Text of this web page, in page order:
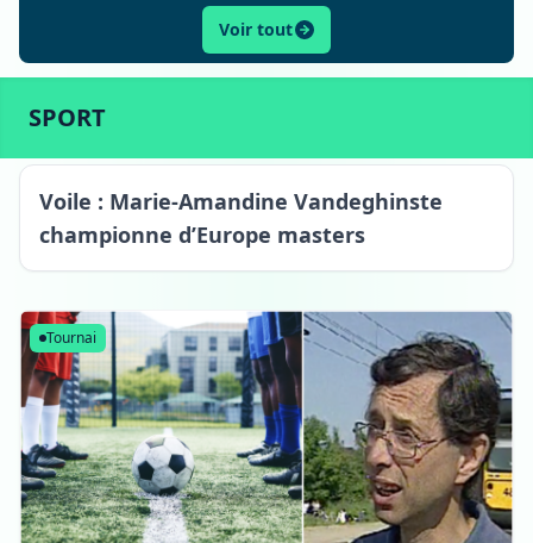
Voir tout
SPORT
Voile : Marie-Amandine Vandeghinste
championne d’Europe masters
Tournai